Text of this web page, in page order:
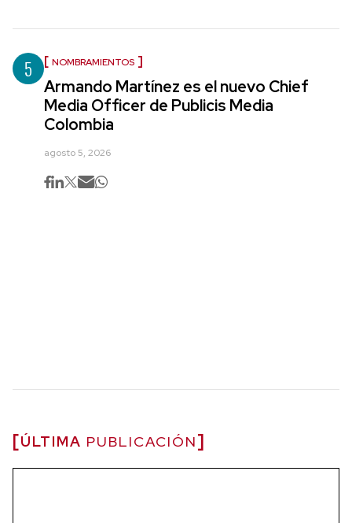
5 NOMBRAMIENTOS
Armando Martínez es el nuevo Chief
Media Officer de Publicis Media
Colombia
agosto 5, 2026
ÚLTIMA PUBLICACIÓN